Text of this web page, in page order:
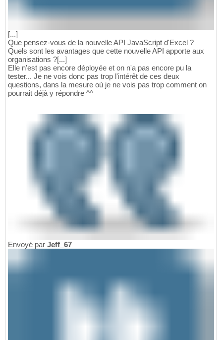
[...]
Que pensez-vous de la nouvelle API JavaScript d'Excel ?
Quels sont les avantages que cette nouvelle API apporte aux
organisations ?[...]
Elle n'est pas encore déployée et on n'a pas encore pu la
tester... Je ne vois donc pas trop l'intérêt de ces deux
questions, dans la mesure où je ne vois pas trop comment on
pourrait déjà y répondre ^^
Envoyé par Jeff_67